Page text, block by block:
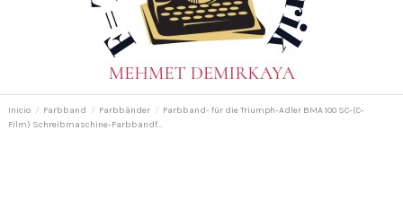
Inicio Farbband Farbbänder
Farbband- für die Triumph-Adler BMA 100 SC-(C-
Film) Schreibmaschine-Farbbandf...